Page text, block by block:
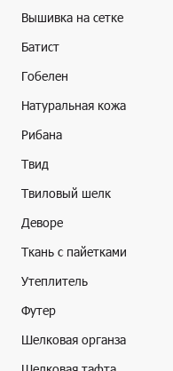
Вышивка на сетке
Батист
Гобелен
Натуральная кожа
Рибана
Твид
Твиловый шелк
Деворе
Ткань с пайетками
Утеплитель
Футер
Шелковая органза